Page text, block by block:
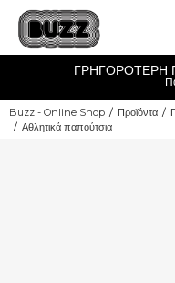
ΓΡΗΓΟΡΟΤΕΡΗ
Buzz - Online Shop Προϊόντα
Αθλητικά παπούτσια